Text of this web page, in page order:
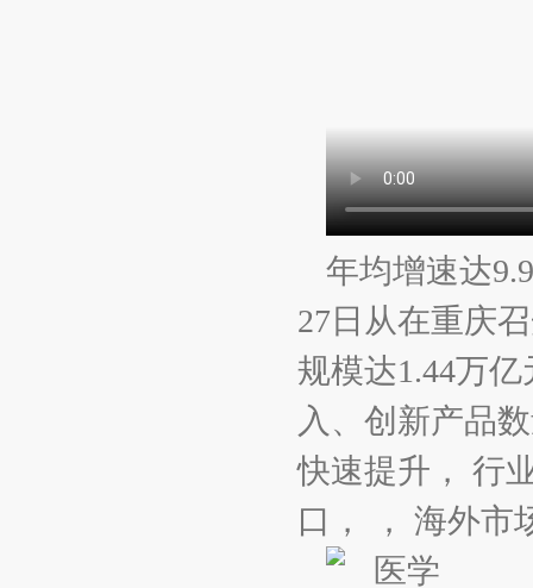
年均增速达
27日从在重庆
规模达1.44万
入、创新产品
快速提升， 行
口， ， 海外市